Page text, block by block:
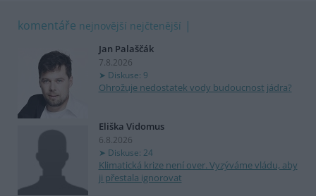
komentáře nejnovější nejčtenější
Jan Palaščák
7.8.2026
Diskuse: 9
Ohrožuje nedostatek vody budoucnost jádra?
Eliška Vidomus
6.8.2026
Diskuse: 24
Klimatická krize není over. Vyzýváme vládu, aby
ji přestala ignorovat